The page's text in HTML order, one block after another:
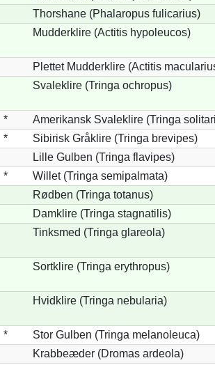
Thorshane (Phalaropus fulicarius)
Mudderklire (Actitis hypoleucos)
Plettet Mudderklire (Actitis
Svaleklire (Tringa ochropus)
*
Amerikansk Svaleklire (Tringa
*
Sibirisk Gråklire (Tringa brevipes)
Lille Gulben (Tringa flavipes)
*
Willet (Tringa semipalmata)
Rødben (Tringa totanus)
Damklire (Tringa stagnatilis)
Tinksmed (Tringa glareola)
Sortklire (Tringa erythropus)
Hvidklire (Tringa nebularia)
*
Stor Gulben (Tringa melanoleuca)
Krabbeæder (Dromas ardeola)